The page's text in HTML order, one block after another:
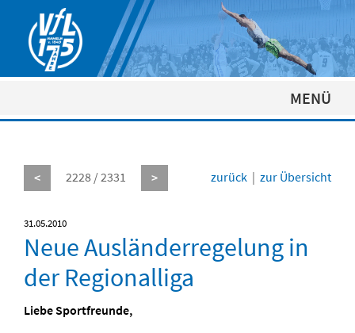
MENÜ
< 2228 / 2331 > zurück | zur Übersicht
31.05.2010
Neue Ausländerregelung in
der Regionalliga
Liebe Sportfreunde,